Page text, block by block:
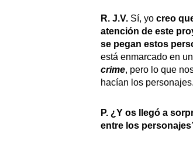
R. J.V. Sí, yo creo
atención de este
se pegan estos
está enmarcado en un
crime, pero lo que
hacían los personajes.
P. ¿Y os llegó a
entre los